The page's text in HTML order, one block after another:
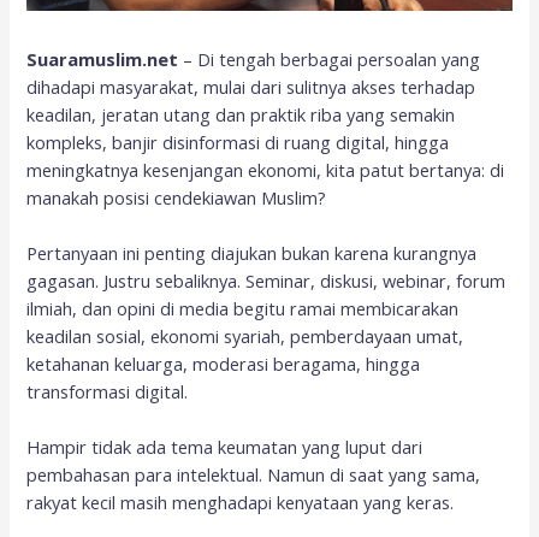
Suaramuslim.net – Di tengah berbagai persoalan yang
dihadapi masyarakat, mulai dari sulitnya akses terhadap
keadilan, jeratan utang dan praktik riba yang semakin
kompleks, banjir disinformasi di ruang digital, hingga
meningkatnya kesenjangan ekonomi, kita patut bertanya: di
manakah posisi cendekiawan Muslim?
Pertanyaan ini penting diajukan bukan karena kurangnya
gagasan. Justru sebaliknya. Seminar, diskusi, webinar, forum
ilmiah, dan opini di media begitu ramai membicarakan
keadilan sosial, ekonomi syariah, pemberdayaan umat,
ketahanan keluarga, moderasi beragama, hingga
transformasi digital.
Hampir tidak ada tema keumatan yang luput dari
pembahasan para intelektual. Namun di saat yang sama,
rakyat kecil masih menghadapi kenyataan yang keras.